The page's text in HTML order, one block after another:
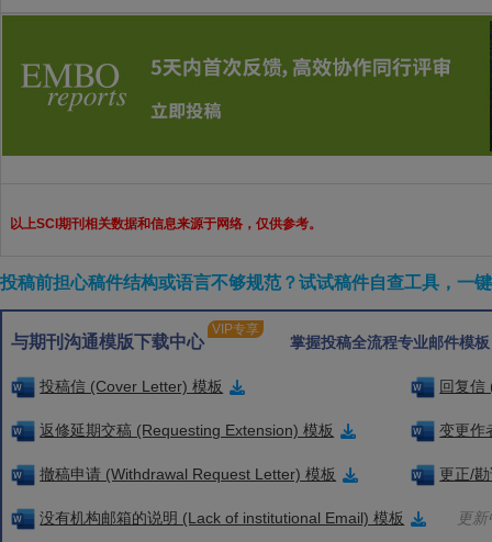
以上SCI期刊相关数据和信息来源于网络，仅供参考。
投稿前担心稿件结构或语言不够规范？试试稿件自查工具，一
与期刊沟通模版下载中心
VIP专享
掌握投稿全流程专业邮件模
投稿信 (Cover Letter) 模板 回复信
返修延期交稿 (Requesting Extension) 模板 变更作
撤稿申请 (Withdrawal Request Letter) 模板 更正/
没有机构邮箱的说明 (Lack of institutional Email) 模板 更